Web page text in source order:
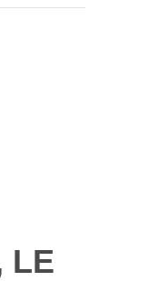
LE